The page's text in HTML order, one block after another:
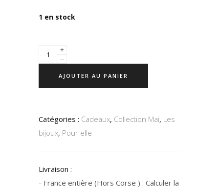
1 en stock
AJOUTER AU PANIER
Catégories : Cadeaux, Collection Mai, Les
bijoux, Pour elle
Livraison :
- France entière (Hors Corse ) : Calculer la